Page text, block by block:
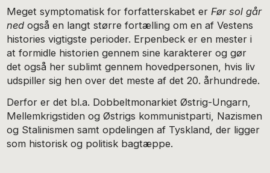
Meget symptomatisk for forfatterskabet er Før sol går
nedogså en langt større fortælling om en af Vestens
histories vigtigste perioder. Erpenbeck er en mester i
at formidle historien gennem sine karakterer og gør
det også her sublimt gennem hovedpersonen, hvis liv
udspiller sig hen over det meste af det 20. århundrede.
Derfor er det bl.a. Dobbeltmonarkiet Østrig-Ungarn,
Mellemkrigstiden og Østrigs kommunistparti, Nazismen
og Stalinismen samt opdelingen af Tyskland, der ligger
som historisk og politisk bagtæppe.